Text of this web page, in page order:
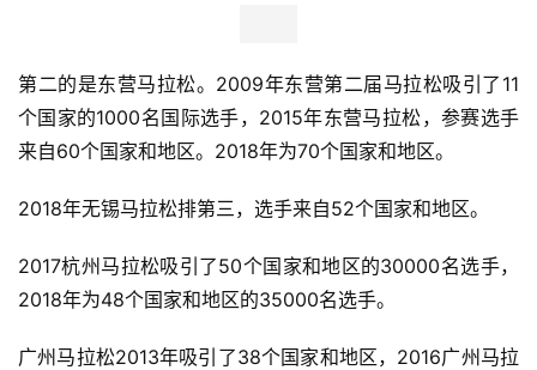
第二的是东营马拉松。2009年东营第二届马拉松吸引了11
个国家的1000名国际选手，2015年东营马拉松，参赛选手
来自60个国家和地区。2018年为70个国家和地区。
2018年无锡马拉松排第三，选手来自52个国家和地区。
2017杭州马拉松吸引了50个国家和地区的30000名选手，
2018年为48个国家和地区的35000名选手。
广州马拉松2013年吸引了38个国家和地区，2016广州马拉